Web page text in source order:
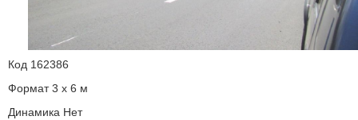
Код 162386
Формат3 x 6 м
Динамика Нет